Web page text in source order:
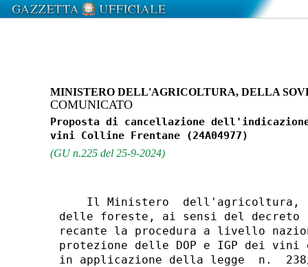
MINISTERO DELL'AGRICOLTURA, DELLA
COMUNICATO
Proposta di cancellazione
(GU n.225 del 25-9-2024)
Il Ministero  dell'agricoltura,
delle foreste, ai sensi del decreto
recante la procedura a livello
protezione delle DOP e IGP dei
in applicazione della legge  n.